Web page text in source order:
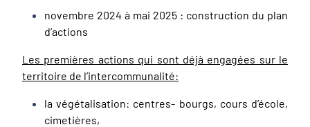
novembre 2024 à mai 2025 : construction du plan
d’actions
Les premières actions qui sont déjà engagées sur le
territoire de l’intercommunalité:
la végétalisation: centres- bourgs, cours d’école,
cimetières,